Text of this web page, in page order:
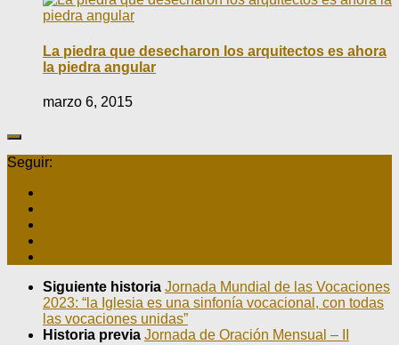
La piedra que desecharon los arquitectos es ahora
la piedra angular
marzo 6, 2015
Seguir:
Siguiente historia Jornada Mundial de las Vocaciones
2023: “la Iglesia es una sinfonía vocacional, con todas
las vocaciones unidas”
Historia previa Jornada de Oración Mensual – II